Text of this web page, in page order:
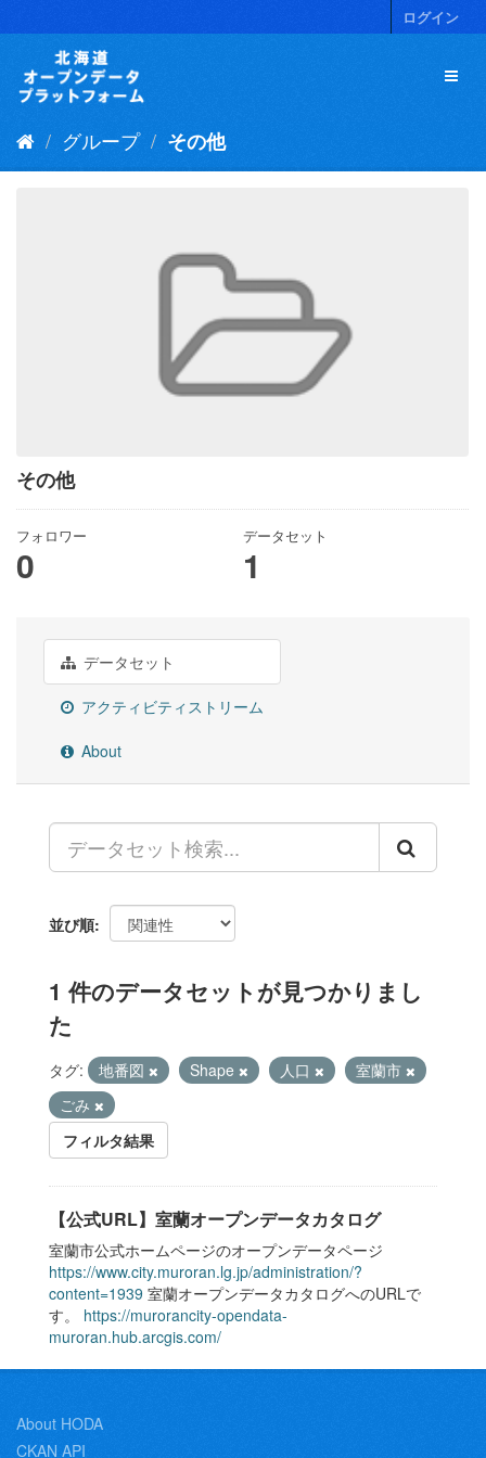
キ
ログイン
グループ その他
その他
フォロワー
0
データセット
1
データセット
アクティビティストリーム
About
並び順
1 件のデータセットが見つかりまし
た
タグ: 地番図 Shape 人口
室蘭市
ごみ
フィルタ結果
【公式URL】室蘭オープンデータカタログ
室蘭市公式ホームページのオープンデータページ
https://www.city.muroran.lg.jp/administration/?
content=1939 室蘭オープンデータカタログへのURLで
す。 https://murorancity-opendata-
muroran.hub.arcgis.com/
About HODA
CKAN API